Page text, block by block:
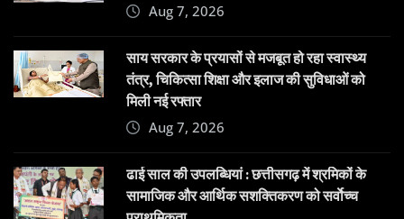
Aug 7, 2026
साय सरकार के प्रयासों से मजबूत हो रहा स्वास्थ्य
तंत्र, चिकित्सा शिक्षा और इलाज की सुविधाओं को
मिली नई रफ्तार
Aug 7, 2026
ढाई साल की उपलब्धियां : छत्तीसगढ़ में श्रमिकों के
सामाजिक और आर्थिक सशक्तिकरण को सर्वाेच्च